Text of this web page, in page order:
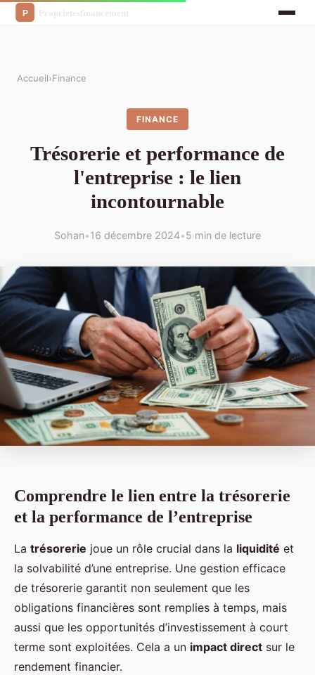
Accueil›Finance
FINANCE
Trésorerie et performance de
l'entreprise : le lien
incontournable
Sohan•16 décembre 2024•5 min de lecture
Comprendre le lien entre la trésorerie
et la performance de l’entreprise
La trésorerie joue un rôle crucial dans la liquidité et
la solvabilité d’une entreprise. Une gestion efficace
de trésorerie garantit non seulement que les
obligations financières sont remplies à temps, mais
aussi que les opportunités d’investissement à court
terme sont exploitées. Cela a un impact direct sur le
rendement financier.